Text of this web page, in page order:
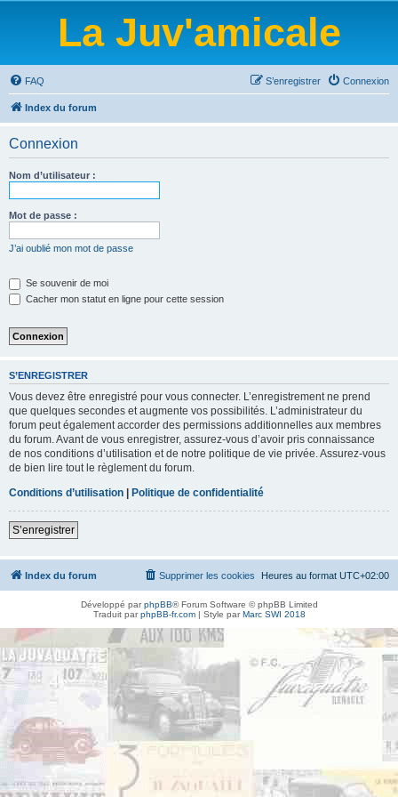
La Juv'amicale
FAQ Connexion
S’enregistrer
Index du forum
Connexion
Nom d’utilisateur :
Mot de passe :
J’ai oublié mon mot de passe
Se souvenir de moi
Cacher mon statut en ligne pour cette session
S’ENREGISTRER
Vous devez être enregistré pour vous connecter. L’enregistrement ne prend
que quelques secondes et augmente vos possibilités. L’administrateur du
forum peut également accorder des permissions additionnelles aux membres
du forum. Avant de vous enregistrer, assurez-vous d’avoir pris connaissance
de nos conditions d’utilisation et de notre politique de vie privée. Assurez-vous
de bien lire tout le règlement du forum.
Conditions d’utilisation | Politique de confidentialité
S’enregistrer
Index du forum Heures au format UTC+02:00
Supprimer les cookies
Développé parphpBB® Forum Software © phpBB Limited
Traduit parphpBB-fr.com| Style parMarc SWI 2018